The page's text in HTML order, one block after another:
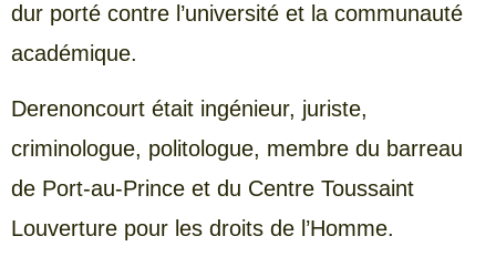
dur porté contre l’université et la communauté
académique.
Derenoncourt était ingénieur, juriste,
criminologue, politologue, membre du barreau
de Port-au-Prince et du Centre Toussaint
Louverture pour les droits de l’Homme.